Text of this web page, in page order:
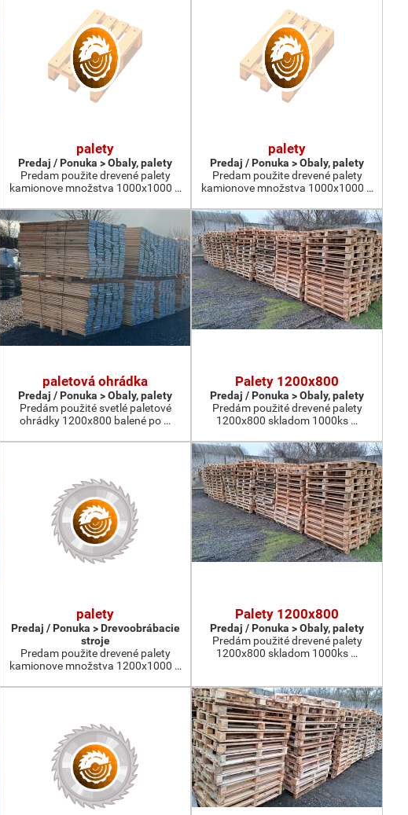
palety
Predaj / Ponuka > Obaly, palety
Predam použite drevené palety
kamionove množstva 1000x1000 …
palety
Predaj / Ponuka > Obaly, palety
Predam použite drevené palety
kamionove množstva 1000x1000 …
paletová ohrádka
Predaj / Ponuka > Obaly, palety
Predám použité svetlé paletové
ohrádky 1200x800 balené po …
Palety 1200x800
Predaj / Ponuka > Obaly, palety
Predám použité drevené palety
1200x800 skladom 1000ks …
palety
Predaj / Ponuka > Drevoobrábacie
stroje
Predam použite drevené palety
kamionove množstva 1200x1000 …
Palety 1200x800
Predaj / Ponuka > Obaly, palety
Predám použité drevené palety
1200x800 skladom 1000ks …